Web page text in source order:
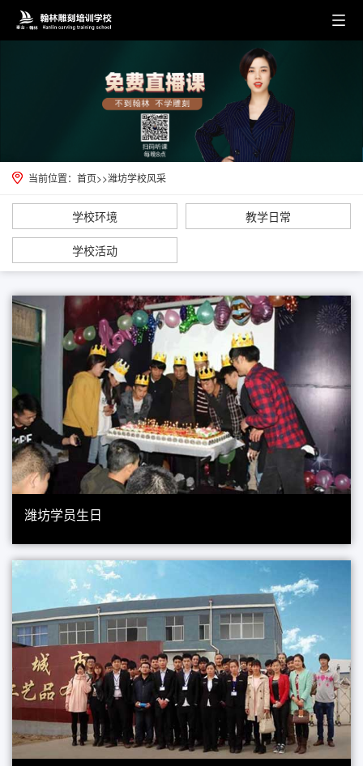
当前位置： 首页>>潍坊学校风采
学校环境 教学日常
学校活动
潍坊学员生日